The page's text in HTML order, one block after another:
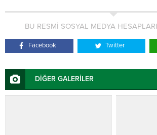
BU RESMİ SOSYAL MEDYA
Facebook Twitter
DİĞER GALERİLER